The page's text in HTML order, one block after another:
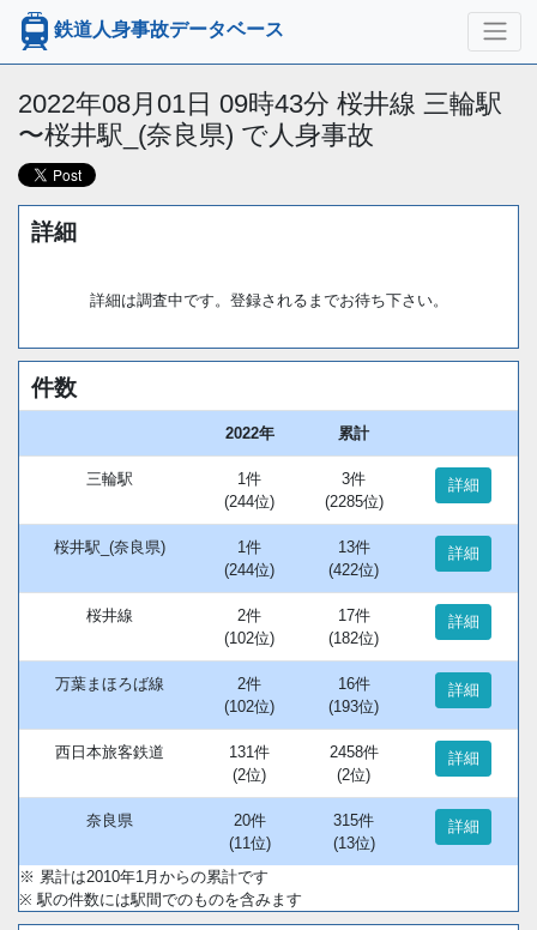
鉄道人身事故データベース
2022年08月01日 09時43分 桜井線 三輪駅
〜桜井駅_(奈良県) で人身事故
詳細
詳細は調査中です。登録されるまでお待ち下さい。
件数
2022年 累計
三輪駅
1件
(244位)
3件
(2285位)
詳細
桜井駅_(奈良県)
1件
(244位)
13件
(422位)
詳細
桜井線
2件
(102位)
17件
(182位)
詳細
万葉まほろば線
2件
(102位)
16件
(193位)
詳細
西日本旅客鉄道
131件
(2位)
2458件
(2位)
詳細
奈良県
20件
(11位)
315件
(13位)
詳細
※ 累計は2010年1月からの累計です
※ 駅の件数には駅間でのものを含みます